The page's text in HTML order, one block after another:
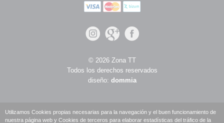
© 2026 Zona TT
Todos los derechos reservados
diseño: dommia
Utilizamos Cookies propias necesarias para la navegación y el buen funcionamiento de
nuestra página web y Cookies de terceros para elaborar estadísticas del tráfico de la